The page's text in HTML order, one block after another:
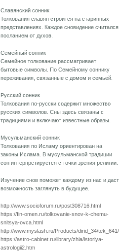
Славянский сонник
Толкования славян строится на старинных
представлениях. Каждое сновидение считался
посланием от духов.
Семейный сонник
Семейное толкование рассматривает
бытовые символы. По Семейному соннику
переживания, связанные с домом и семьей.
Русский сонник
Толкования по-русски содержит множество
русских символов. Сны здесь связаны с
традициями и включают известные образы.
Мусульманский сонник
Толкования по Исламу ориентирован на
законы Ислама. В мусульманской традиции
сон интерпретируется с точки зрения религии.
Изучение снов поможет каждому из нас и даст
возможность заглянуть в будущее.
http://www.socioforum.ru/post308716.html
https://fin-omen.ru/tolkovanie-snov-k-chemu-
snitsya-ovca.html
http://www.myslash.ru/Products/dirid_34/tek_641/
https://astro-cabinet.ru/library/zhia/istoriya-
astrologii2.htm